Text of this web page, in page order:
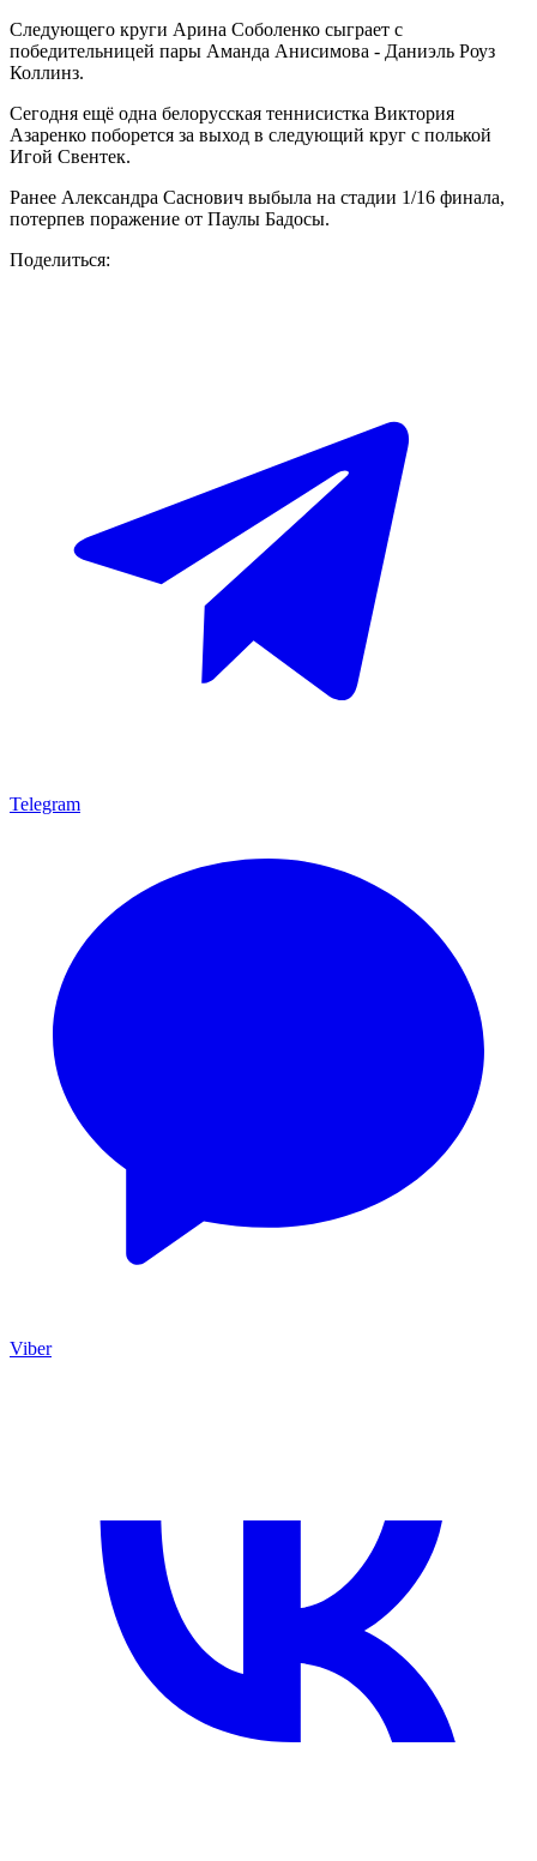
Следующего круги Арина Соболенко сыграет с
победительницей пары Аманда Анисимова - Даниэль Роуз
Коллинз.
Сегодня ещё одна белорусская теннисистка Виктория
Азаренко поборется за выход в следующий круг с полькой
Игой Свентек.
Ранее Александра Саснович выбыла на стадии 1/16 финала,
потерпев поражение от Паулы Бадосы.
Поделиться:
Telegram
Viber